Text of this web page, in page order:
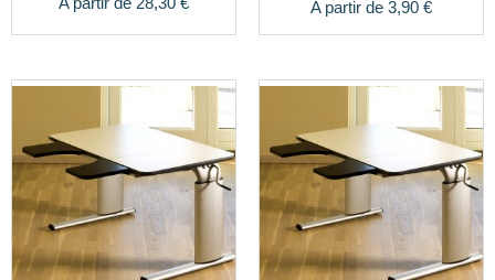
5.00
sur 5
A partir de 3,90 €